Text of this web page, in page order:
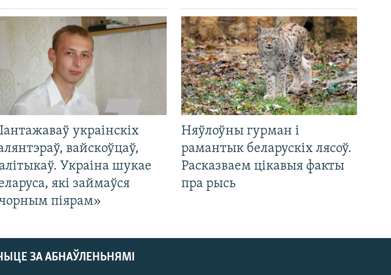
украінскіх
вайскоўцаў,
Украіна шукае
які займаўся
піярам»
Няўлоўны гурман і
рамантык беларускіх лясоў.
Расказваем цікавыя факты
пра рысь
ЗА АБНАЎЛЕНЬНЯМІ